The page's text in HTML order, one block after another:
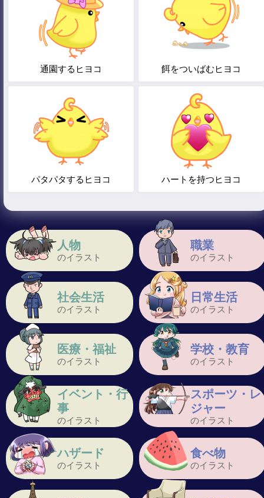
人物
のイラスト
職業
のイラスト
社会生活
のイラスト
日常生活
のイラスト
医療・福祉
のイラスト
学校・教育
のイラスト
イベント・行
事
のイラスト
スポーツ・レ
ジャー
のイラスト
ハザード
のイラスト
食べ物
のイラスト
通園するヒヨコ 餌をついばむヒヨコ
パタパタするヒヨコ ハートを持つヒヨコ